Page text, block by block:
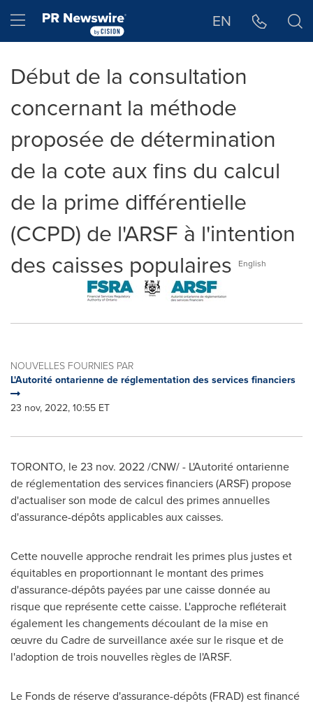
Hamburger menu EN
Début de la consultation
concernant la méthode
proposée de détermination
de la cote aux fins du calcul
de la prime différentielle
(CCPD) de l'ARSF à l'intention
des caisses populaires
English
NOUVELLES FOURNIES PAR
L'Autorité ontarienne de réglementation des services financiers
23 nov, 2022, 10:55 ET
TORONTO, le23 nov. 2022/CNW/ - L'Autorité ontarienne
de réglementation des services financiers (ARSF) propose
d'actualiser son mode de calcul des primes annuelles
d'assurance-dépôts applicables aux caisses.
Cette nouvelle approche rendrait les primes plus justes et
équitables en proportionnant le montant des primes
d'assurance-dépôts payées par une caisse donnée au
risque que représente cette caisse. L'approche refléterait
également les changements découlant de la mise en
œuvre du Cadre de surveillance axée sur le risque et de
l'adoption de trois nouvelles règles de l'ARSF.
Le Fonds de réserve d'assurance-dépôts (FRAD) est financé